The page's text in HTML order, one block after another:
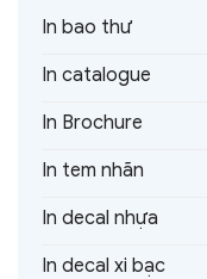
In bao thư
In catalogue
In Brochure
In tem nhãn
In decal nhựa
In decal xi bạc